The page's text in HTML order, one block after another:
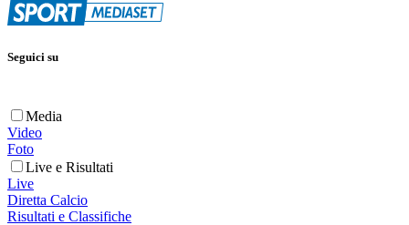
Seguici su
Media
Video
Foto
Live e Risultati
Live
Diretta Calcio
Risultati e Classifiche